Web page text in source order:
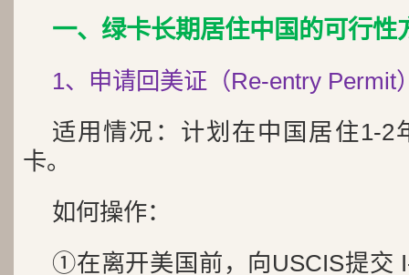
一、绿卡长期居住中国的可行性
1、申请回美证（Re-entry Permit
适用情况：计划在中国居住1-2
卡。
如何操作：
①在离开美国前，向USCIS提交